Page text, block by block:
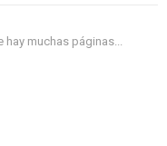
hay muchas páginas...